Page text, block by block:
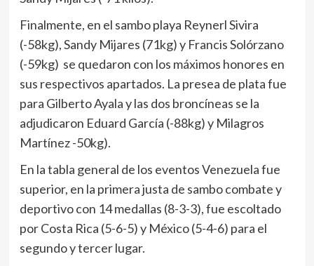
Finalmente, en el sambo playa Reynerl Sivira
(-58kg), Sandy Mijares (71kg) y Francis Solórzano
(-59kg) se quedaron con los máximos honores en
sus respectivos apartados. La presea de plata fue
para Gilberto Ayala y las dos broncíneas se la
adjudicaron Eduard García (-88kg) y Milagros
Martínez -50kg).
En la tabla general de los eventos Venezuela fue
superior, en la primera justa de sambo combate y
deportivo con 14 medallas (8-3-3), fue escoltado
por Costa Rica (5-6-5) y México (5-4-6) para el
segundo y tercer lugar.